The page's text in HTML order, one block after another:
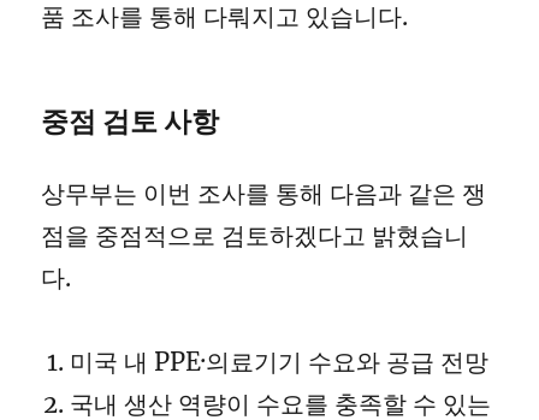
품 조사를 통해 다뤄지고 있습니다.
중점 검토 사항
상무부는 이번 조사를 통해 다음과 같은 쟁
점을 중점적으로 검토하겠다고 밝혔습니
다.
미국 내 PPE·의료기기 수요와 공급 전망
국내 생산 역량이 수요를 충족할 수 있는